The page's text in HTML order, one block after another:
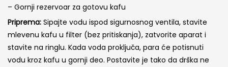
– Gornji rezervoar za gotovu kafu
Priprema: Sipajte vodu ispod sigurnosnog ventila, stavite
mlevenu kafu u filter (bez pritiskanja), zatvorite aparat i
stavite na ringlu. Kada voda proključa, para će potisnuti
vodu kroz kafu u gornji deo. Postavite je tako da drška ne